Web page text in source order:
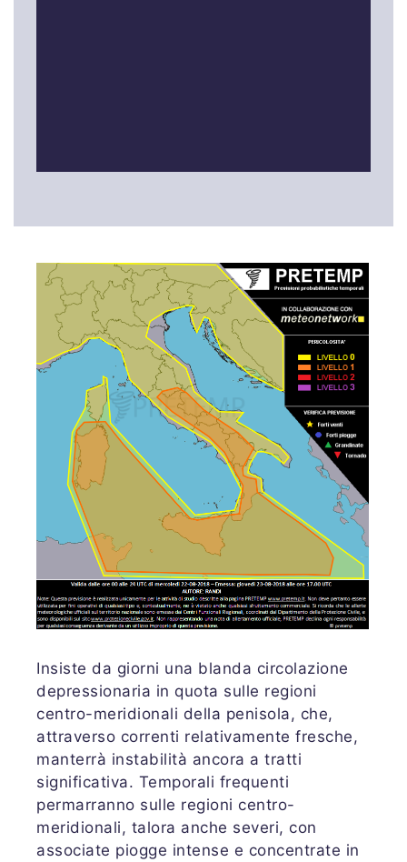
Insiste da giorni una blanda circolazione
depressionaria in quota sulle regioni
centro-meridionali della penisola, che,
attraverso correnti relativamente fresche,
manterrà instabilità ancora a tratti
significativa. Temporali frequenti
permarranno sulle regioni centro-
meridionali, talora anche severi, con
associate piogge intense e concentrate in